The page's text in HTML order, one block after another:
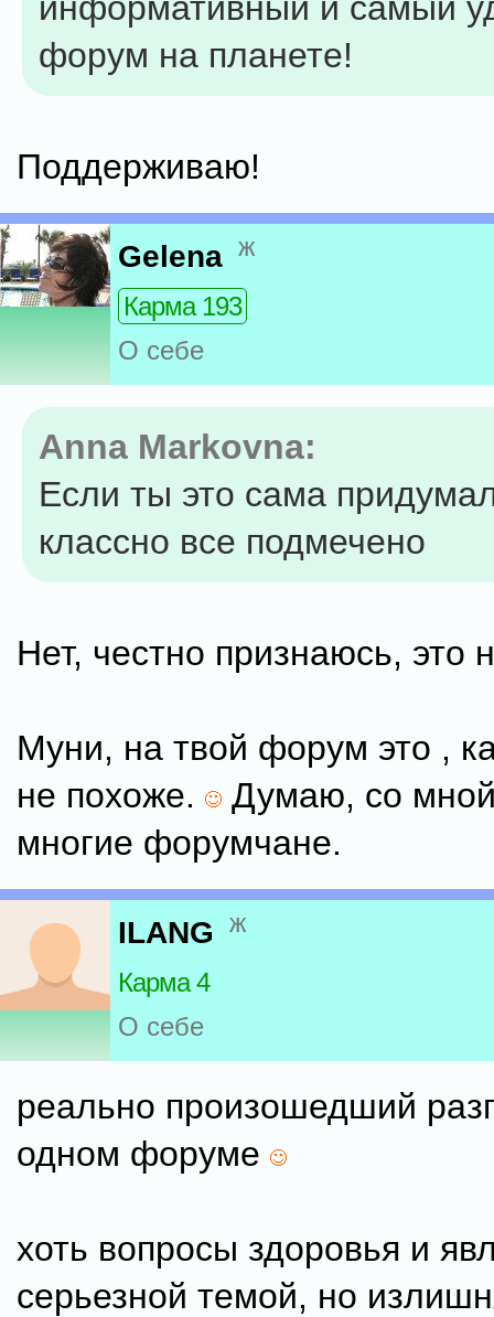
форум на планете!
Поддерживаю!
Gelena ж
Карма 193
О себе
Anna Markovna:
Если ты это сама
классно все подмечено
Нет, честно признаюсь, это
Муни, на твой форум это ,
не похоже.
Думаю, со мной
многие форумчане.
ILANG ж
Карма 4
О себе
реально произошедший
одном форуме
хоть вопросы здоровья и
серьезной темой, но